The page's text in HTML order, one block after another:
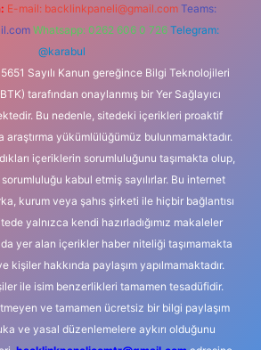
E-mail: backlinkpaneli@gmail.com Teams:
Whatsapp: 0262 606 0 726 Telegram:
@karabul
Sayılı Kanun gereğince Bilgi Teknolojileri
tarafından onaylanmış bir Yer Sağlayıcı
Bu nedenle, sitedeki içerikleri proaktif
yükümlülüğümüz bulunmamaktadır.
içeriklerin sorumluluğunu taşımakta olup,
kabul etmiş sayılırlar. Bu internet
kurum veya şahıs şirketi ile hiçbir bağlantısı
yalnızca kendi hazırladığımız makaleler
yer alan içerikler haber niteliği taşımamakta
kişiler hakkında paylaşım yapılmamaktadır.
ile isim benzerlikleri tamamen tesadüfidir.
ve tamamen ücretsiz bir bilgi paylaşım
ve yasal düzenlemelere aykırı olduğunu